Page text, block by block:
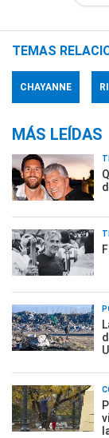
TEMAS
CHAYANNE
MÁS LEÍDAS